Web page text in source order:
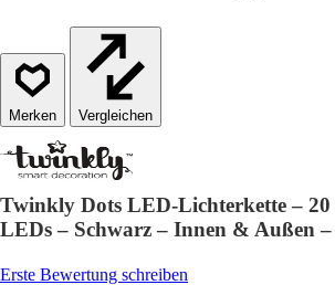
Vergleichen
Twinkly Dots LED-Lichterkette – 20
LEDs – Schwarz – Innen & Außen –
Erste Bewertung schreiben